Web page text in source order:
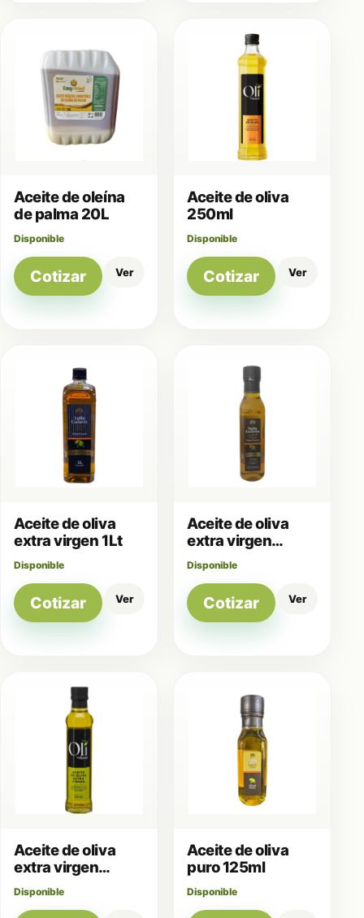
Aceite de oleína
de palma 20L
Disponible
Cotizar Ver
Aceite de oliva
250ml
Disponible
Cotizar Ver
Aceite de oliva
extra virgen 1Lt
Disponible
Cotizar Ver
Aceite de oliva
extra virgen
250ml
Disponible
Cotizar Ver
Aceite de oliva
extra virgen
250ml
Disponible
Aceite de oliva
puro 125ml
Disponible